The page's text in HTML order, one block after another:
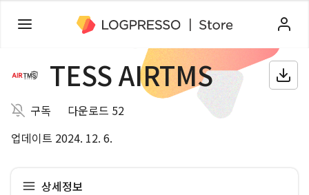
TESS AIRTMS
구독
다운로드 52
업데이트 2024. 12. 6.
상세정보